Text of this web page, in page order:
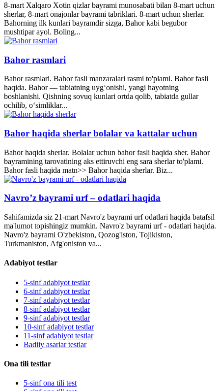
8-mart Xalqaro Xotin qizlar bayrami munosabati bilan 8-mart uchun
sherlar, 8-mart onajonlar bayrami tabriklari. 8-mart uchun sherlar.
Bahorning ilk kunlari bayramdir sizga, Bahor kabi begubor
mushtipar ayol. Boling...
Bahor rasmlari
Bahor rasmlari. Bahor fasli manzaralari rasmi to'plami. Bahor fasli
haqida. Bahor — tabiatning uyg‘onishi, yangi hayotning
boshlanishi. Qishning sovuq kunlari ortda qolib, tabiatda gullar
ochilib, o‘simliklar...
Bahor haqida sherlar bolalar va kattalar uchun
Bahor haqida sherlar. Bolalar uchun bahor fasli haqida sher. Bahor
bayramining tarovatining aks ettiruvchi eng sara sherlar to'plami.
Bahor fasli haqida matn>> Bahor haqida sherlar. Biz...
Navro’z bayrami urf – odatlari haqida
Sahifamizda siz 21-mart Navro'z bayrami urf odatlari haqida batafsil
ma'lumot topishingiz mumkin. Navro'z bayrami urf - odatlari haqida.
Navro'z bayrami O'zbekiston, Qozog'iston, Tojikiston,
Turkmaniston, Afg'oniston va...
Adabiyot testlar
5-sinf adabiyot testlar
6-sinf adabiyot testlar
7-sinf adabiyot testlar
8-sinf adabiyot testlar
9-sinf adabiyot testlar
10-sinf adabiyot testlar
11-sinf adabiyot testlar
Badiiy asarlar testlar
Ona tili testlar
5-sinf ona tili test